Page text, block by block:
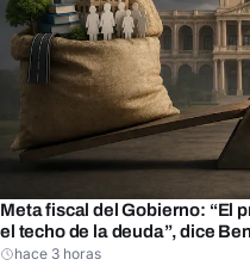
Meta fiscal del Gobierno: “El
el techo de la deuda”, dice
hace 3 horas